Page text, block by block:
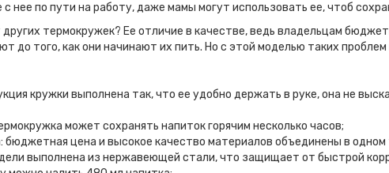
нее по пути на работу, даже мамы могут использовать ее, чтоб
термокружек? Ее отличие в качестве, ведь владельцам
до того, как они начинают их пить. Но с этой моделью таких проблем
кружки выполнена так, что ее удобно держать в руке, она не
может сохранять напиток горячим несколько часов;
цена и высокое качество материалов объединены в одном
выполнена из нержавеющей стали, что защищает от быстрой